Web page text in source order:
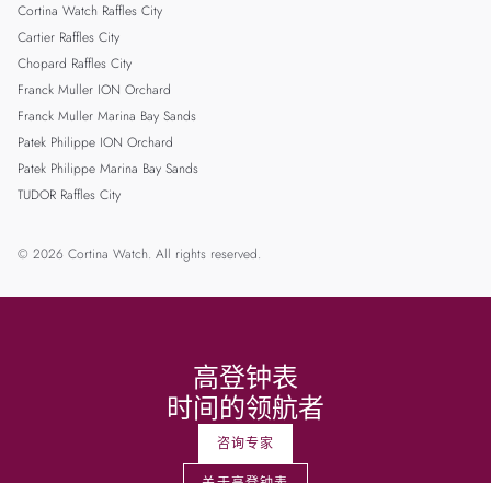
Cortina Watch Raffles City
Cartier Raffles City
Chopard Raffles City
Franck Muller ION Orchard
Franck Muller Marina Bay Sands
Patek Philippe ION Orchard
Patek Philippe Marina Bay Sands
TUDOR Raffles City
© 2026 Cortina Watch. All rights reserved.
高登钟表
时间的领航者
咨询专家